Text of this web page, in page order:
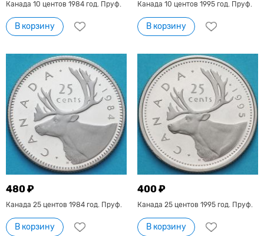
Канада 10 центов 1984 год. Пруф.
В корзину
Канада 10 центов 1995 год. Пруф.
В корзину
480 ₽
Канада 25 центов 1984 год. Пруф.
В корзину
400 ₽
Канада 25 центов 1995 год. Пруф.
В корзину